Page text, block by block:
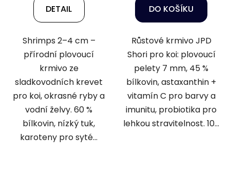
DETAIL
Shrimps 2–4 cm –
přírodní plovoucí
krmivo ze
sladkovodních krevet
pro koi, okrasné ryby a
vodní želvy. 60 %
bílkovin, nízký tuk,
karoteny pro syté...
DO KOŠÍKU
Růstové krmivo JPD
Shori pro koi: plovoucí
pelety 7 mm, 45 %
bílkovin, astaxanthin +
vitamín C pro barvy a
imunitu, probiotika pro
lehkou stravitelnost. 10...